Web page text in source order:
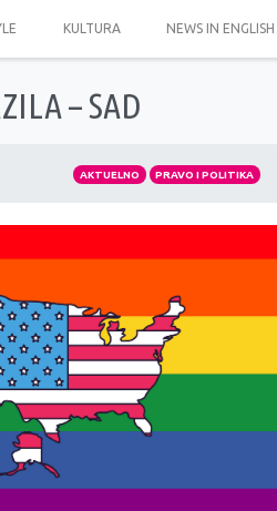
KULTURA NEWS IN ENGLISH
– SAD
AKTUELNO PRAVO I POLITIKA